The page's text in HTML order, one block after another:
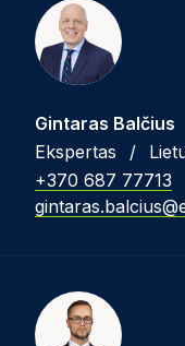
Gintaras Balčius
Ekspertas
/
+370 687 77713